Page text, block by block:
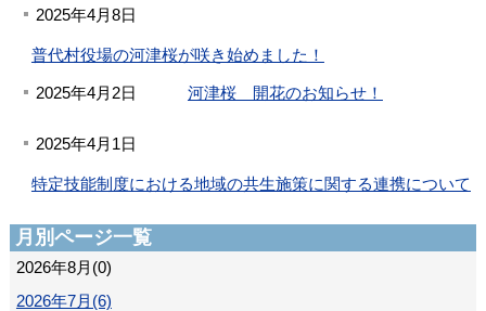
2025年4月8日
普代村役場の河津桜が咲き始めました！
2025年4月2日 河津桜 開花のお知らせ！
2025年4月1日
特定技能制度における地域の共生施策に関する連携について
月別ページ一覧
2026年8月(0)
2026年7月(6)